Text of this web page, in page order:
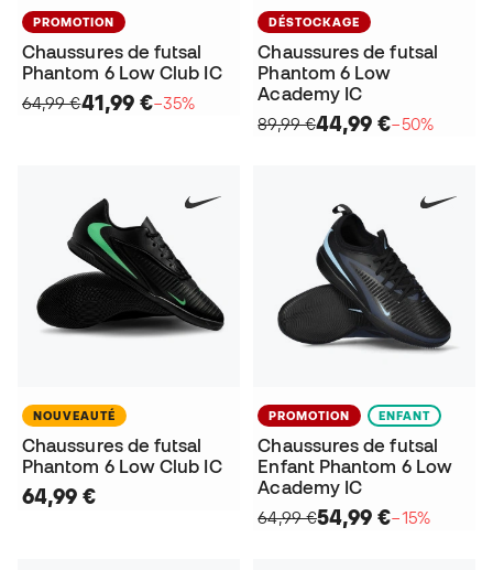
PROMOTION
Chaussures de futsal
Phantom 6 Low Club IC
64,99 €41,99 €−35%
DÉSTOCKAGE
Chaussures de futsal
Phantom 6 Low
Academy IC
89,99 €44,99 €−50%
NOUVEAUTÉ
Chaussures de futsal
Phantom 6 Low Club IC
64,99 €
PROMOTION ENFANT
Chaussures de futsal
Enfant Phantom 6 Low
Academy IC
64,99 €54,99 €−15%